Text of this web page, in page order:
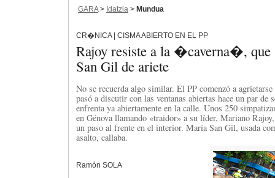
GARA> Idatzia > Mundua
CR�NICA | CISMA ABIERTO EN EL PP
Rajoy resiste a la �caverna�, que
San Gil de ariete
No se recuerda algo similar. El PP comenzó a
pasó a discutir con las ventanas abiertas hace un par de
enfrenta ya abiertamente en la calle. Unos 250
en Génova llamando «traidor» a su líder, Mariano
un paso al frente en el interior. María San Gil, usada
asalto, callaba.
Ramón SOLA